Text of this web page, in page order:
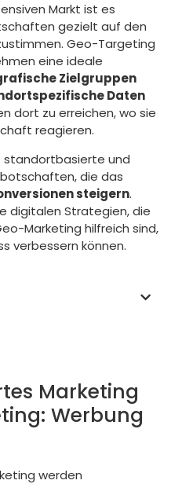
Markt ist es
gezielt auf den
Geo-Targeting
eine ideale
Zielgruppen
Daten
dort zu erreichen, wo sie
reagieren.
standortbasierte und
die das
steigern.
digitalen Strategien, die
Marketing hilfreich sind,
verbessern können.
Marketing
Werbung
werden